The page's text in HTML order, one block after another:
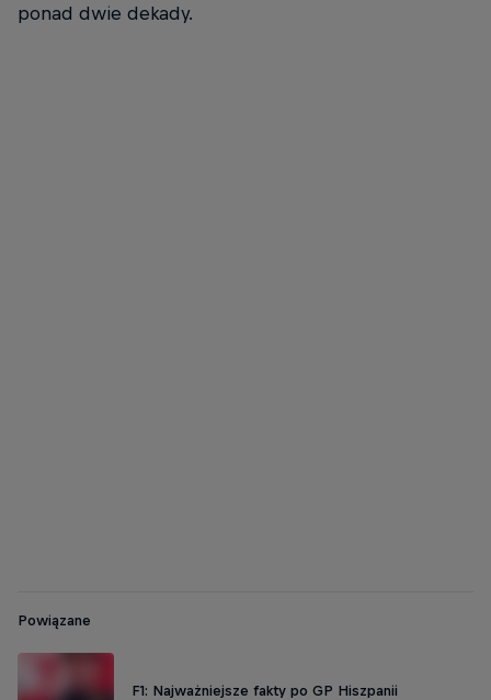
ponad dwie dekady.
Powiązane
F1: Najważniejsze fakty po GP Hiszpanii